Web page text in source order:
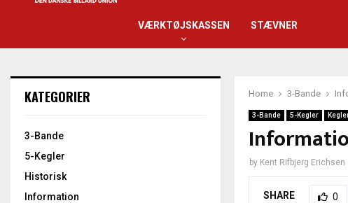
VÆRKTØJSKASSEN STÆVNER
Home 3-Bande
3-Bande 5-Kegler
by Kent Rifbjerg Erichsen
SHARE 0
KATEGORIER
3-Bande
5-Kegler
Historisk
Information